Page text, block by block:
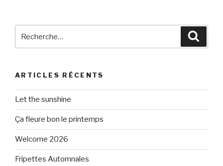
ARTICLES RÉCENTS
Let the sunshine
Ça fleure bon le printemps
Welcome 2026
Fripettes Automnales